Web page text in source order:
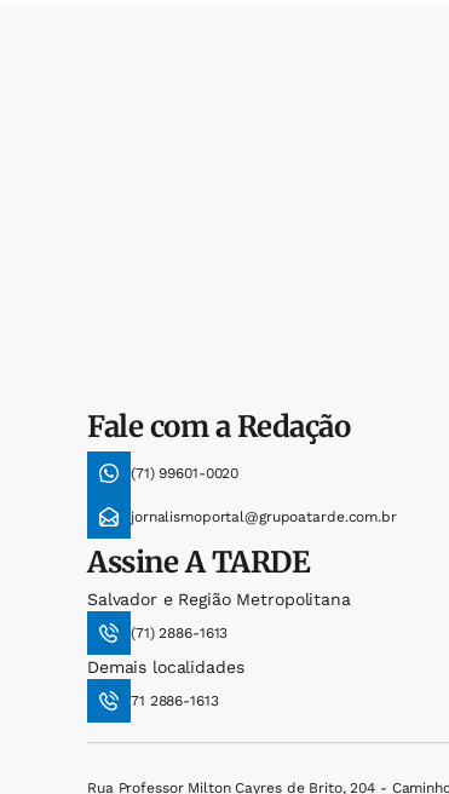
Fale com a Redação
(71) 99601-0020
jornalismoportal@grupoatarde.com.br
AssineA TARDE
Salvador e Região Metropolitana
(71) 2886-1613
Demais localidades
71 2886-1613
Rua Professor Milton Cayres de Brito, 204 -